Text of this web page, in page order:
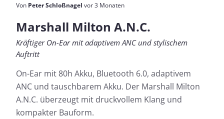
Von Peter Schloßnagel vor 3 Monaten
Marshall Milton A.N.C.
Kräftiger On-Ear mit adaptivem ANC und stylischem
Auftritt
On-Ear mit 80h Akku, Bluetooth 6.0, adaptivem
ANC und tauschbarem Akku. Der Marshall Milton
A.N.C. überzeugt mit druckvollem Klang und
kompakter Bauform.